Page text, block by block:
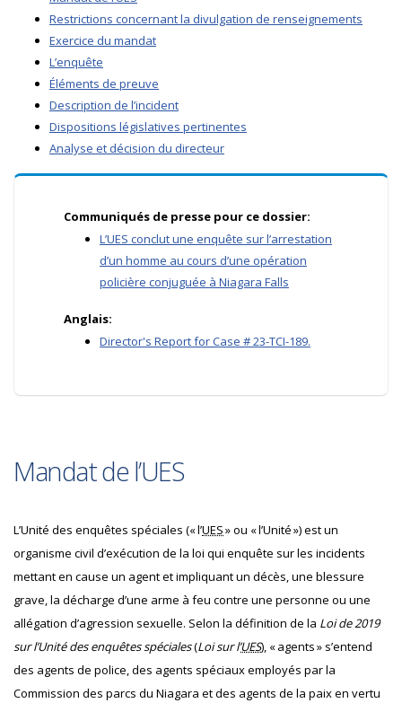
Restrictions concernant la divulgation de renseignements
Exercice du mandat
L’enquête
Éléments de preuve
Description de l’incident
Dispositions législatives pertinentes
Analyse et décision du directeur
Communiqués de presse pour ce dossier:
L’UES conclut une enquête sur l’arrestation
d’un homme au cours d’une opération
policière conjuguée à Niagara Falls
Anglais:
Director's Report for Case # 23-TCI-189.
Mandat de l’UES
L’Unité des enquêtes spéciales (« l’UES» ou « l’Unité ») est un
organisme civil d’exécution de la loi qui enquête sur les incidents
mettant en cause un agent et impliquant un décès, une blessure
grave, la décharge d’une arme à feu contre une personne ou une
allégation d’agression sexuelle. Selon la définition de la Loi de 2019
sur l’Unité des enquêtes spéciales(Loi sur l’UES), « agents » s’entend
des agents de police, des agents spéciaux employés par la
Commission des parcs du Niagara et des agents de la paix en vertu